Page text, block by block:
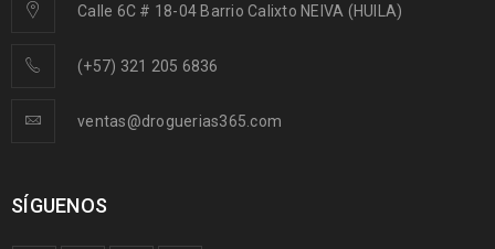
Calle 6C # 18-04 Barrio Calixto NEIVA (HUILA)
(+57) 321 205 6836
ventas@droguerias365.com
SÍGUENOS